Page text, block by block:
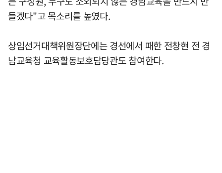
들겠다"고 목소리를 높였다.
상임선거대책위원장단에는 경선에서 패한 전창현 전 경
남교육청 교육활동보호담당관도 참여한다.